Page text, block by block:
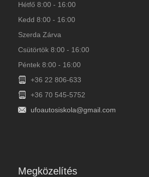
Hétfő 8:00 - 16:00
Kedd 8:00 - 16:00
Szerda Zárva
Csütörtök 8:00 - 16:00
Péntek 8:00 - 16:00
+36 22 806-633
+36 70 545-5752
ufoautosiskola@gmail.com
Megközelítés